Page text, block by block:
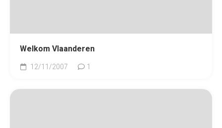
Welkom Vlaanderen
12/11/2007 1